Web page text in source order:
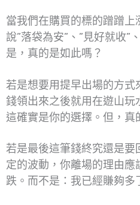
當我們在購買的標的蹭蹭
說”落袋為安”、”見好就收”
是，真的是如此嗎？
若是想要用提早出場的方
錢領出來之後就用在遊山
這確實是你的選擇。但，真
若是最後這筆錢終究還是
定的波動，你離場的理由
跌。而不是：我已經賺夠多